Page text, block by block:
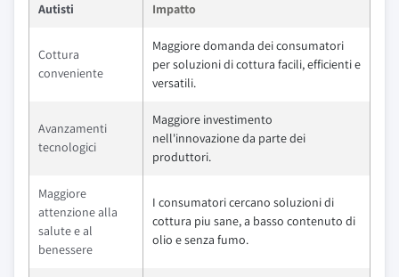
Autisti Impatto
Cottura
conveniente
Maggiore domanda dei consumatori
per soluzioni di cottura facili, efficienti e
versatili.
Avanzamenti
tecnologici
Maggiore investimento
nell'innovazione da parte dei
produttori.
Maggiore
attenzione alla
salute e al
benessere
I consumatori cercano soluzioni di
cottura piu sane, a basso contenuto di
olio e senza fumo.